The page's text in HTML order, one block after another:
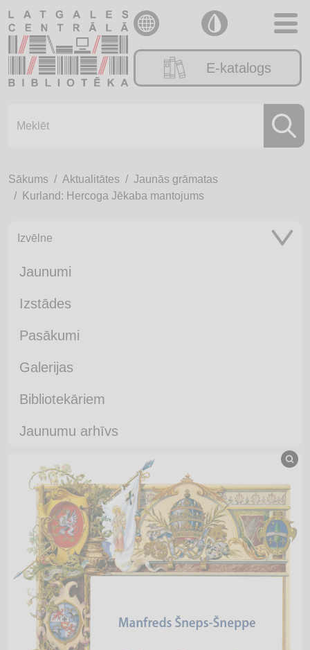
E-katalogs
Sākums Aktualitātes
Jaunās grāmatas
Kurland: Hercoga Jēkaba mantojums
Izvēlne
Jaunumi
Izstādes
Pasākumi
Galerijas
Bibliotekāriem
Jaunumu arhīvs